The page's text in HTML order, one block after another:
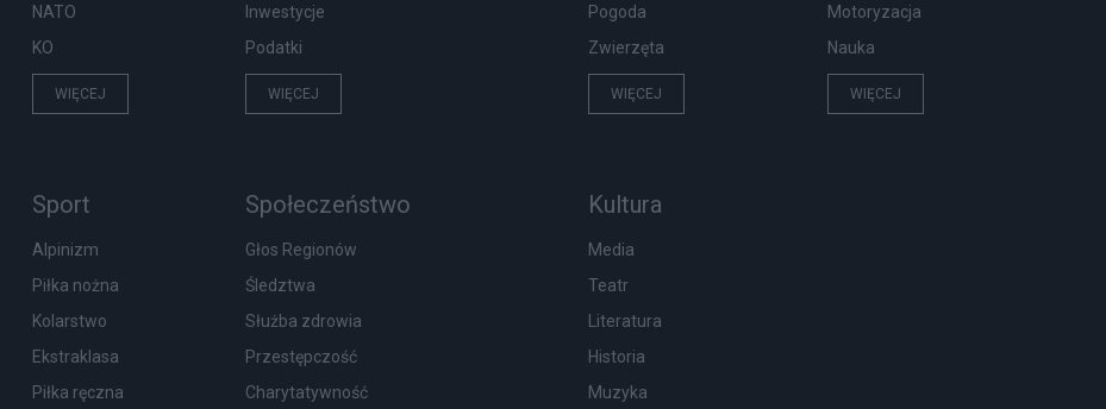
NATO
KO
WIĘCEJ
Inwestycje
Podatki
WIĘCEJ
Pogoda
Zwierzęta
WIĘCEJ
Motoryzacja
Nauka
WIĘCEJ
Sport
Alpinizm
Piłka nożna
Kolarstwo
Ekstraklasa
Piłka ręczna
Społeczeństwo
Głos Regionów
Śledztwa
Służba zdrowia
Przestępczość
Charytatywność
Kultura
Media
Teatr
Literatura
Historia
Muzyka